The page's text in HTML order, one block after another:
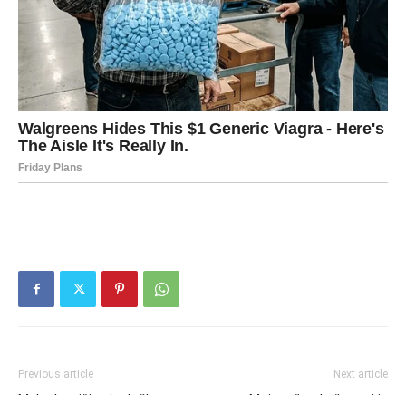
Previous article Next article